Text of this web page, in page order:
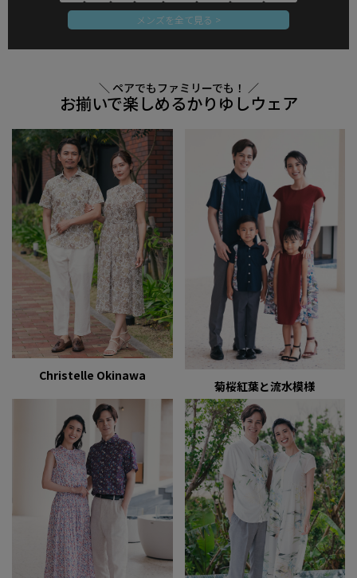
メンズを全て見る >
＼ ペアでもファミリーでも！ ／
お揃いで楽しめるかりゆしウェア
Christelle Okinawa
菊桜紅葉と流水模様